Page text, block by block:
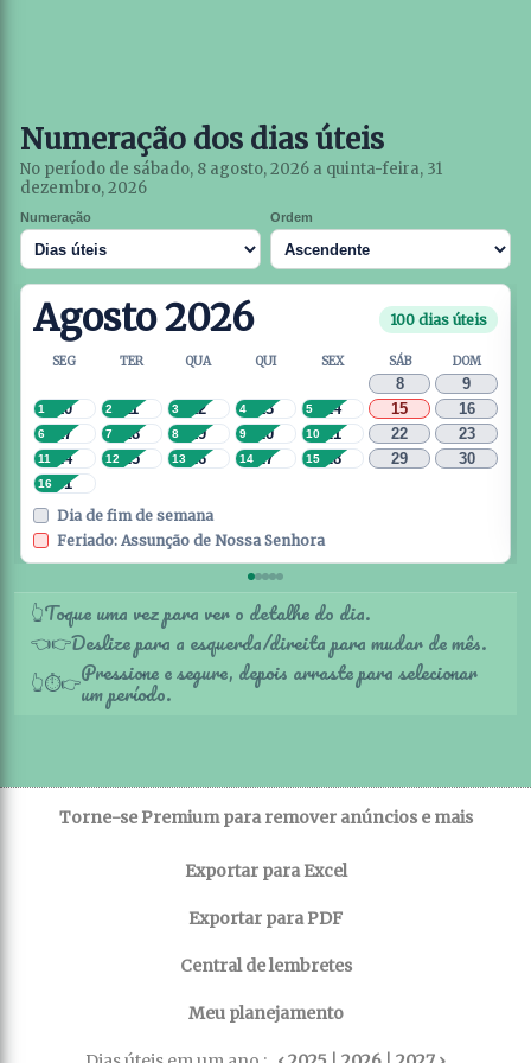
Numeração dos dias úteis
No período de sábado, 8 agosto, 2026 a quinta-feira, 31
dezembro, 2026
Numeração Ordem
Agosto 2026 100 dias úteis
SEG TER QUA QUI SEX SÁB DOM
8
9
10
1 11
2 12
3 13
4 14
5 15
16
17
6 18
7 19
8 20
9 21
10 22
23
24
11 25
12 26
13 27
14 28
15 29
30
31
16
Dia de fim de semana
Feriado: Assunção de Nossa Senhora
👆Toque uma vez para ver o detalhe do dia.
👈👉Deslize para a esquerda/direita para mudar de mês.
👆⏱️👉Pressione e segure, depois arraste para selecionar
um período.
Torne-se Premium para remover anúncios e mais
Exportar para Excel
Exportar para PDF
Central de lembretes
Meu planejamento